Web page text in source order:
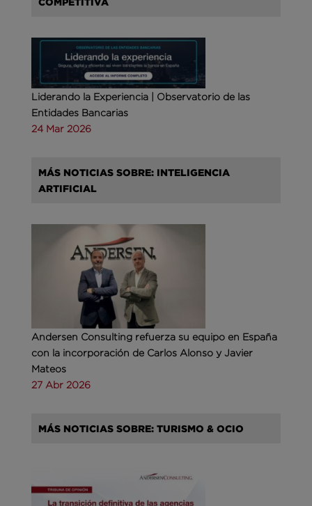
Liderando la Experiencia | Observatorio de las
Entidades Bancarias
24 Mar 2026
MÁS NOTICIAS SOBRE: INTELIGENCIA
ARTIFICIAL
Andersen Consulting refuerza su equipo en España
con la incorporación de Carlos Alonso y Javier
Mateos
27 Abr 2026
MÁS NOTICIAS SOBRE: TURISMO & OCIO